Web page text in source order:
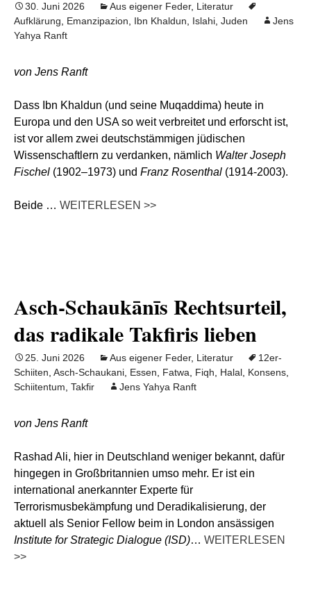
30. Juni 2026 Aus eigener Feder, Literatur
Aufklärung
Emanzipazion Ibn Khaldun Islahi Juden
Jens
Yahya Ranft
von Jens Ranft
Dass Ibn Khaldun (und seine Muqaddima) heute in
Europa und den USA so weit verbreitet und erforscht ist,
ist vor allem zwei deutschstämmigen jüdischen
Wissenschaftlern zu verdanken, nämlich Walter Joseph
Fischel (1902–1973) und Franz Rosenthal (1914-2003).
Beide … WEITERLESEN >>
Asch-Schaukānīs Rechtsurteil,
das radikale Takfiris lieben
25. Juni 2026 Aus eigener Feder, Literatur
12er-
Schiiten Asch-Schaukani Essen Fatwa Fiqh Halal Konsens
Schiitentum Takfir Jens Yahya Ranft
von Jens Ranft
Rashad Ali, hier in Deutschland weniger bekannt, dafür
hingegen in Großbritannien umso mehr. Er ist ein
international anerkannter Experte für
Terrorismusbekämpfung und Deradikalisierung, der
aktuell als Senior Fellow beim in London ansässigen
Institute for Strategic Dialogue (ISD)… WEITERLESEN
>>